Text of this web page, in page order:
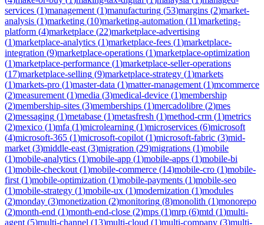
services (1)management (1)manufacturing (53)margins (2)market-
analysis (1)marketing (10)marketing-automation (11)marketing-
platform (4)marketplace (22)marketplace-advertising
(1)marketplace-analytics (1)marketplace-fees (1)marketplace-
integration (9)marketplace-operations (1)marketplace-optimization
(1)marketplace-performance (1)marketplace-seller-operations
(17)marketplace-selling (9)marketplace-strategy (1)markets
(1)markets-pro (1)master-data (1)matter-management (1)mcommerce
(2)measurement (1)media (3)medical-device (1)membership
(2)membership-sites (3)memberships (1)mercadolibre (2)mes
(2)messaging (1)metabase (1)metasfresh (1)method-crm (1)metrics
(2)mexico (1)mfa (1)microlearning (1)microservices (6)microsoft
(4)microsoft-365 (1)microsoft-copilot (1)microsoft-fabric (3)mid-
market (3)middle-east (3)migration (29)migrations (1)mobile
(1)mobile-analytics (1)mobile-app (1)mobile-apps (1)mobile-bi
(1)mobile-checkout (1)mobile-commerce (14)mobile-cro (1)mobile-
first (1)mobile-optimization (1)mobile-payments (1)mobile-seo
(1)mobile-strategy (1)mobile-ux (1)modernization (1)modules
(2)monday (3)monetization (2)monitoring (8)monolith (1)monorepo
(2)month-end (1)month-end-close (2)mps (1)mrp (6)mtd (1)multi-
agent (5)multi-channel (13)multi-cloud (1)multi-company (3)multi-